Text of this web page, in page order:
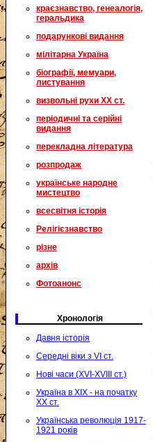
краєзнавство, генеалогія,
геральдика
подарункові видання
мілітарна Україна
біографії, мемуари,
листування
визвольні рухи XX ст.
періодичні та серійні
видання
перекладна література
розпродаж
українське народне
мистецтво
всесвітня історія
Релігієзнавство
різне
архів
Фотоанонс
Хронологія
Давня історія
Середні віки з VI ст.
Нові часи (XVI-XVIII ст.)
Україна в XIX - на початку
XX ст.
Українська революція 1917-
1921 років